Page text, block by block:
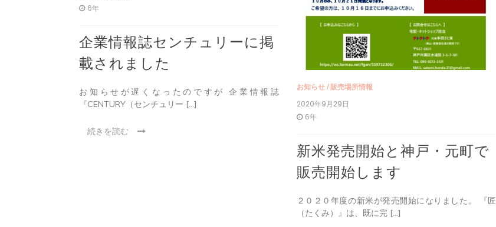
6年
企業情報誌センチュリーに掲
載されました
お知らせが遅くなったのですが 企業情報誌
『CENTURY（センチュリー […]
続きを読む
お知らせ/ 販売場所情報
2020年9月29日
6年
新米発売開始と神戸・元町で
販売開始します
２０２０年度の新米が発売開始になりました。 『匠
（たくみ）』は、既に完 […]